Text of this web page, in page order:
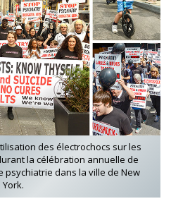
des électrochocs sur les
la célébration annuelle de
psychiatrie dans la ville de New
York.